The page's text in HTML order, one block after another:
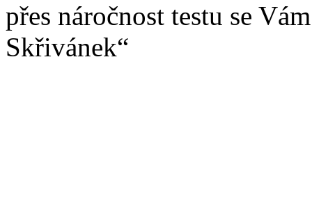
přes náročnost testu se
Skřivánek“